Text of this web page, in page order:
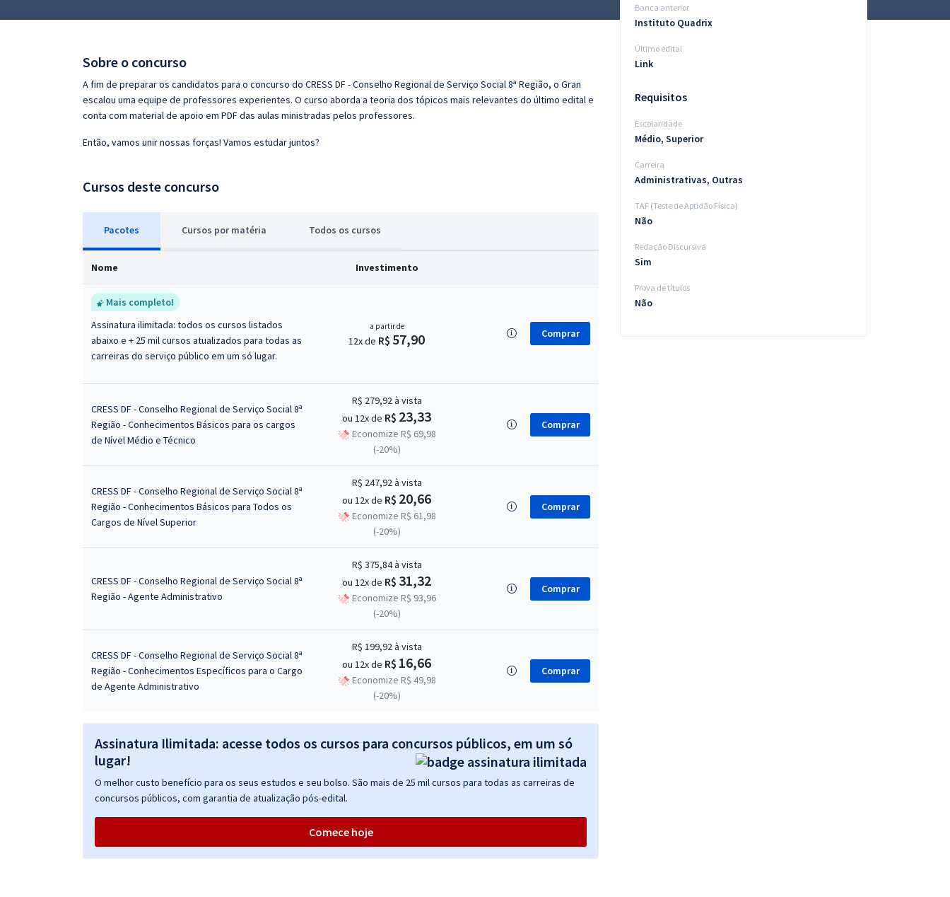
Questões grátis
Sobre o concurso
A fim de preparar os candidatos para o concurso do CRESS DF - Conselho Regional de Serviço Social 8ª Região, o Gran
escalou uma equipe de professores experientes. O curso aborda a teoria dos tópicos mais relevantes do último edital e
conta com material de apoio em PDF das aulas ministradas pelos professores.
Então, vamos unir nossas forças! Vamos estudar juntos?
Cursos deste concurso
Pacotes Cursos por matéria Todos os cursos
Nome Investimento
Mais completo!
Assinatura ilimitada: todos os cursos listados
abaixo e + 25 mil cursos atualizados para todas as
carreiras do serviço público em um só lugar.
a partir de
12x de R$ 57,90 Comprar
CRESS DF - Conselho Regional de Serviço Social 8ª
Região - Conhecimentos Básicos para os cargos
de Nível Médio e Técnico
R$ 279,92à vista
ou 12x de R$ 23,33
Economize R$ 69,98
(-20%)
Comprar
CRESS DF - Conselho Regional de Serviço Social 8ª
Região - Conhecimentos Básicos para Todos os
Cargos de Nível Superior
R$ 247,92à vista
ou 12x de R$ 20,66
Economize R$ 61,98
(-20%)
Comprar
CRESS DF - Conselho Regional de Serviço Social 8ª
Região - Agente Administrativo
R$ 375,84à vista
ou 12x de R$ 31,32
Economize R$ 93,96
(-20%)
Comprar
CRESS DF - Conselho Regional de Serviço Social 8ª
Região - Conhecimentos Específicos para o Cargo
de Agente Administrativo
R$ 199,92à vista
ou 12x de R$ 16,66
Economize R$ 49,98
(-20%)
Comprar
Assinatura Ilimitada: acesse todos os cursos para concursos públicos, em um só
lugar!
O melhor custo benefício para os seus estudos e seu bolso. São mais de 25 mil cursos para todas as carreiras de
concursos públicos, com garantia de atualização pós-edital.
Comece hoje
Banca anterior
Instituto Quadrix
Último edital
Link
Requisitos
Escolaridade
Médio, Superior
Carreira
Administrativas, Outras
TAF (Teste de Aptidão Física)
Não
Redação Discursiva
Sim
Prova de títulos
Não